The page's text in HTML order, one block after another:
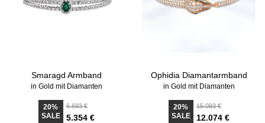
Smaragd Armband
in Gold mit Diamanten
20%
SALE
6.693 €
5.354 €
Ophidia Diamantarmband
in Gold mit Diamanten
20%
SALE
15.093 €
12.074 €